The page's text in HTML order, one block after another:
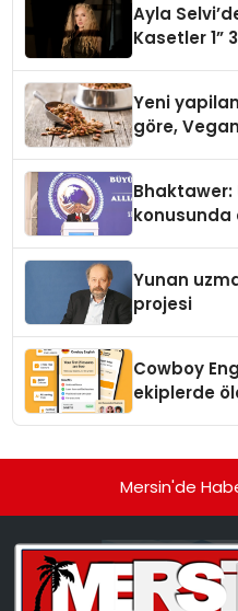
Ayla
Kasetler 1”
Yeni
göre,
Bhaktawer:
Yunan
projesi
Cowboy
ekiplerde
Mersin'de